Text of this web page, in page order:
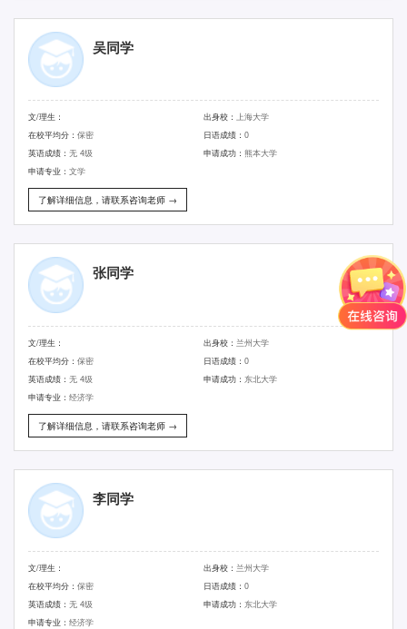
吴同学
文/理生： 出身校： 上海大学
在校平均分： 保密 日语成绩： 0
英语成绩： 无 4级 申请成功： 熊本大学
申请专业： 文学
了解详细信息，请联系咨询老师 →
张同学
文/理生： 出身校： 兰州大学
在校平均分： 保密 日语成绩： 0
英语成绩： 无 4级 申请成功： 东北大学
申请专业： 经济学
了解详细信息，请联系咨询老师 →
李同学
文/理生： 出身校： 兰州大学
在校平均分： 保密 日语成绩： 0
英语成绩： 无 4级 申请成功： 东北大学
申请专业： 经济学